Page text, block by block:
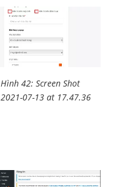
Hình 42: Screen Shot
2021-07-13 at 17.47.36